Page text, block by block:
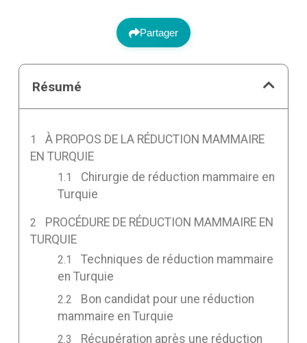
Partager
Résumé
À PROPOS DE LA RÉDUCTION MAMMAIRE
EN TURQUIE
Chirurgie de réduction mammaire en
Turquie
PROCÉDURE DE RÉDUCTION MAMMAIRE EN
TURQUIE
Techniques de réduction mammaire
en Turquie
Bon candidat pour une réduction
mammaire en Turquie
Récupération après une réduction